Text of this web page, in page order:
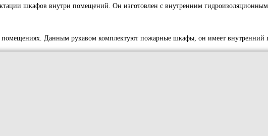
шкафов внутри помещений. Он изготовлен с внутренним
помещениях. Данным рукавом комплектуют пожарные шкафы, он имеет